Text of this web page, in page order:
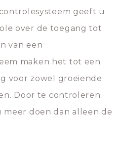
geeft u
over de toegang tot
van een
maken het tot een
voor zowel groeiende
Door te controleren
doen dan alleen de